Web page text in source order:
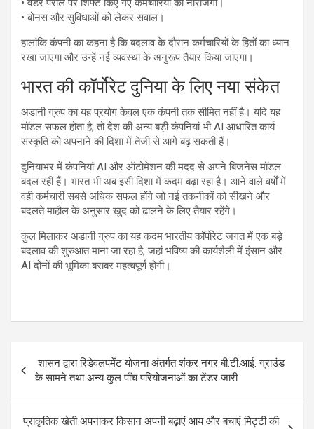
• वेंडर पेरोल पर शिफ्ट किए गए कर्मचारियों की नाराजगी।
• बोनस और सुविधाओं को लेकर सवाल।
हालांकि कंपनी का कहना है कि बदलाव के दौरान कर्मचारियों के हितों का ध्यान
रखा जाएगा और उन्हें नई व्यवस्था के अनुरूप तैयार किया जाएगा।
भारत की कॉर्पोरेट दुनिया के लिए नया संकेत
अडानी ग्रुप का यह प्रयोग केवल एक कंपनी तक सीमित नहीं है। यदि यह
मॉडल सफल होता है, तो देश की अन्य बड़ी कंपनियां भी AI आधारित कार्य
संस्कृति को अपनाने की दिशा में तेजी से आगे बढ़ सकती हैं।
दुनियाभर में कंपनियां AI और ऑटोमेशन की मदद से अपने बिजनेस मॉडल
बदल रही हैं। भारत भी अब इसी दिशा में कदम बढ़ा रहा है। आने वाले वर्षों में
वही कर्मचारी सबसे अधिक सफल होंगे जो नई तकनीकों को सीखने और
बदलते माहौल के अनुसार खुद को ढालने के लिए तैयार रहेंगे।
कुल मिलाकर अडानी ग्रुप का यह कदम भारतीय कॉर्पोरेट जगत में एक बड़े
बदलाव की शुरुआत माना जा रहा है, जहां भविष्य की कार्यशैली में इंसान और
AI दोनों की भूमिका बराबर महत्वपूर्ण होगी।
navigation
शासन द्वारा रिडेवलपमेंट योजना अंतर्गत शंकर नगर बी.टी.आई. ग्राउंड
के सामने तथा अन्य कुल पाँच परियोजनाओं का टेंडर जारी
प्राकृतिक खेती अपनाकर किसान अपनी बढ़ाएं आय और बचाएं मिट्टी की